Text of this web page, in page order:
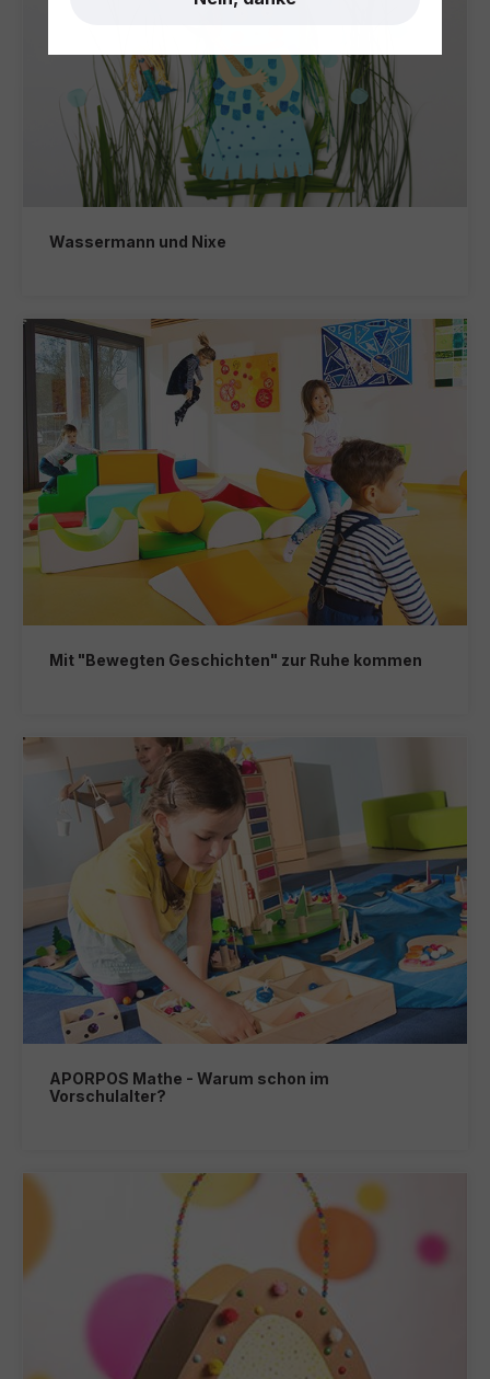
Wassermann und Nixe
Mit "Bewegten Geschichten" zur Ruhe kommen
APORPOS Mathe - Warum schon im
Vorschulalter?